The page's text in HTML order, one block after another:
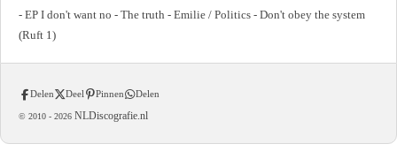
- EP I don't want no - The truth - Emilie / Politics - Don't obey the system
(Ruft 1)
Delen Deel Pinnen Delen
© 2010 - 2026 NLDiscografie.nl